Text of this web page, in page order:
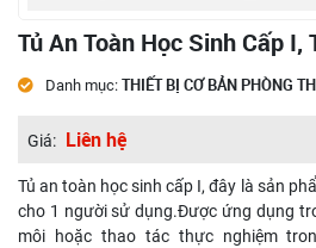
Tủ An Toàn Học Sinh Cấp I,
Danh mục: THIẾT BỊ CƠ BẢN PHÒNG
Giá: Liên hệ
Tủ an toàn học sinh cấp I, đây là sản
cho 1 người sử dụng.Được ứng dụng
môi hoặc thao tác thực nghiệm